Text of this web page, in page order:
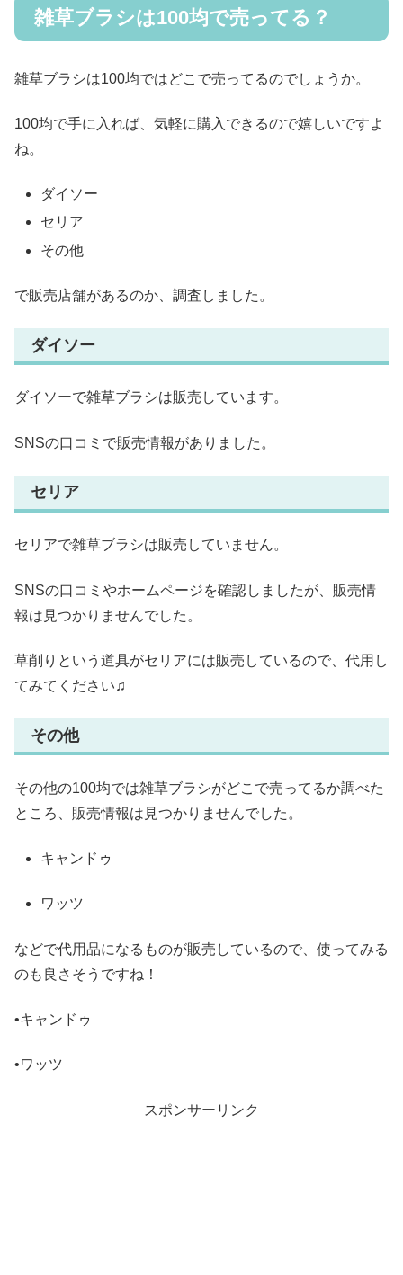
雑草ブラシは100均で売ってる？
雑草ブラシは100均ではどこで売ってるのでしょうか。
100均で手に入れば、気軽に購入できるので嬉しいですよ
ね。
ダイソー
セリア
その他
で販売店舗があるのか、調査しました。
ダイソー
ダイソーで雑草ブラシは販売しています。
SNSの口コミで販売情報がありました。
セリア
セリアで雑草ブラシは販売していません。
SNSの口コミやホームページを確認しましたが、販売情
報は見つかりませんでした。
草削りという道具がセリアには販売しているので、代用し
てみてください♫
その他
その他の100均では雑草ブラシがどこで売ってるか調べた
ところ、販売情報は見つかりませんでした。
キャンドゥ
ワッツ
などで代用品になるものが販売しているので、使ってみる
のも良さそうですね！
•キャンドゥ
•ワッツ
スポンサーリンク